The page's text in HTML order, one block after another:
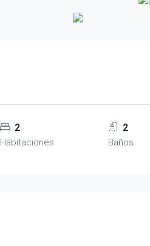
2
Habitaciones
2
Baños